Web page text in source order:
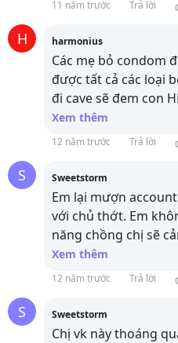
11 năm trước Trả lời
H harmonius
Các mẹ bỏ condom
được tất cả các loại
đi cave sẽ đem con
Xem thêm
12 năm trước Trả lời
S Sweetstorm
Em lại mượn
với chủ thớt. Em
năng chồng chị sẽ
Xem thêm
12 năm trước Trả lời
S Sweetstorm
Chị vk này thoáng